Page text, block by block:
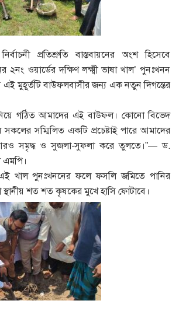
নির্বাচনী প্রতিশ্রুতি বাস্তবায়নের অংশ হিসেবে
২নং ওয়ার্ডের দক্ষিণ লক্ষ্মী ভাষা খাল’ পুনঃখনন
মুহূর্তটি বাউফলবাসীর জন্য এক নতুন দিগন্তের
গঠিত আমাদের এই বাউফল। কোনো বিভেদ
সম্মিলিত একটি প্রচেষ্টাই পারে আমাদের
সমৃদ্ধ ও সুজলা-সুফলা করে তুলতে।”— ড.
এই খাল পুনঃখননের ফলে ফসলি জমিতে পানির
স্থানীয় শত শত কৃষকের মুখে হাসি ফোটাবে।